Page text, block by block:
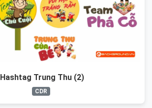
Hashtag Trung Thu (2)
CDR